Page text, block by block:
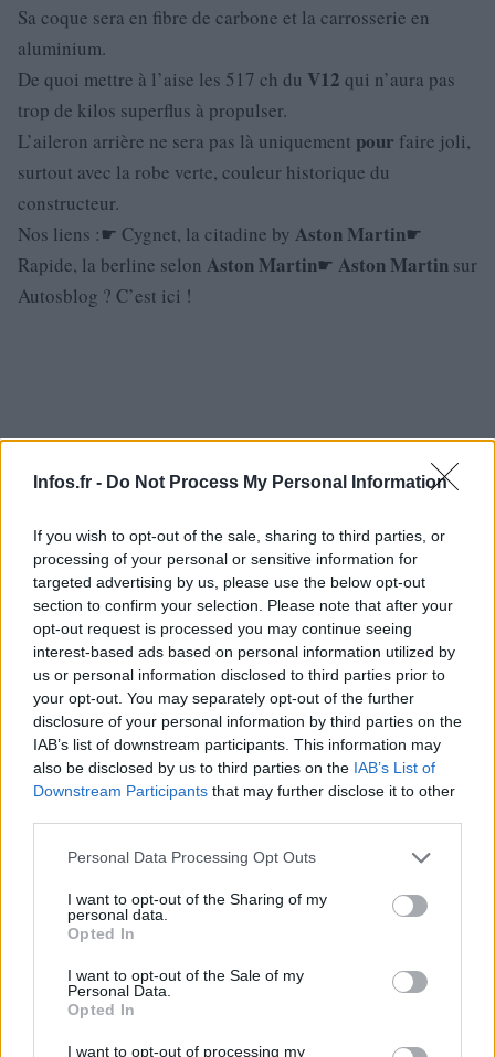
Infos.fr - Do Not Process My Personal Information
If you wish to opt-out of the sale, sharing to third parties, or
processing of your personal or sensitive information for
targeted advertising by us, please use the below opt-out
section to confirm your selection. Please note that after your
opt-out request is processed you may continue seeing
interest-based ads based on personal information utilized by
us or personal information disclosed to third parties prior to
your opt-out. You may separately opt-out of the further
disclosure of your personal information by third parties on the
IAB’s list of downstream participants. This information may
also be disclosed by us to third parties on the IAB’s List of
Downstream Participants that may further disclose it to other
Please note that this website/app uses one or more Google
not limited to your visit or usage behaviour. You may click to
grant or deny consent to Google and its third-party tags to
use your data for below specified purposes in below Google
consent section.
Personal Data Processing Opt Outs
I want to opt-out of the Sharing of my
personal data.
Opted In
I want to opt-out of the Sale of my
Personal Data.
Opted In
I want to opt-out of processing my
Sa coque sera en fibre de carbone et la carrosserie en
aluminium.
De quoi mettre à l’aise les 517 ch du V12 qui n’aura pas
trop de kilos superflus à propulser.
L’aileron arrière ne sera pas là uniquement pour faire joli,
surtout avec la robe verte, couleur historique du
constructeur.
Nos liens :☛ Cygnet, la citadine by Aston Martin☛
Rapide, la berline selon Aston Martin☛ Aston Martin sur
Autosblog ? C’est ici !
Infos.fr Unit